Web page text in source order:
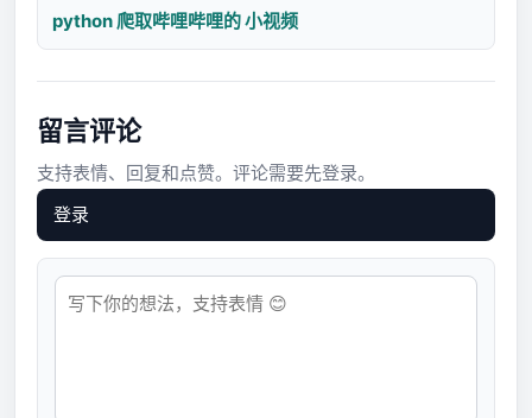
python 爬取哔哩哔哩的 小视频
留言评论
支持表情、回复和点赞。评论需要先登录。
登录